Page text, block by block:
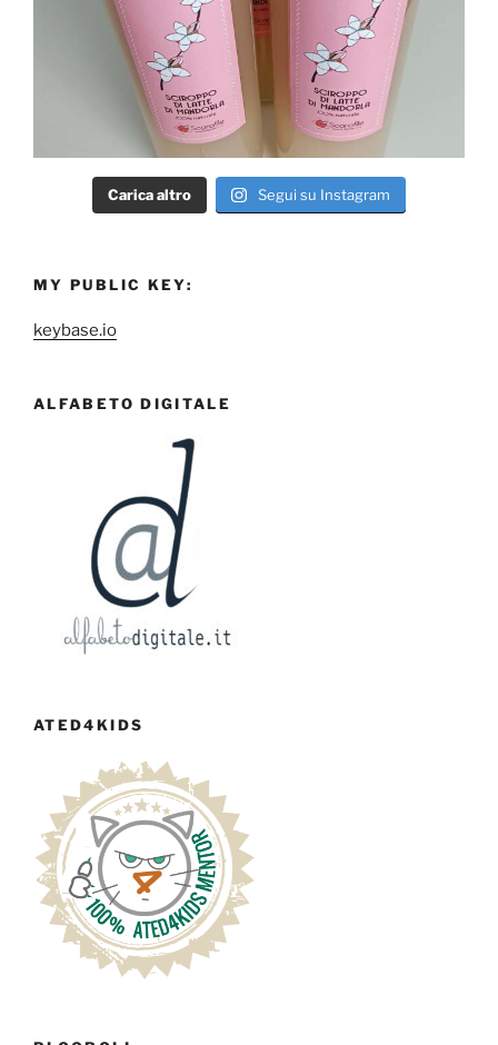
Carica altro Segui su Instagram
MY PUBLIC KEY:
keybase.io
ALFABETO DIGITALE
ATED4KIDS